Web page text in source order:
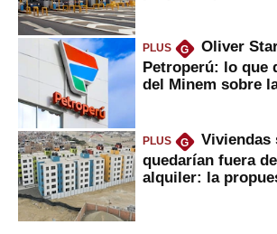
PLUS G
Oliver
Petroperú: lo que
del Minem sobre
PLUS G
Viviendas
quedarían fuera
alquiler: la